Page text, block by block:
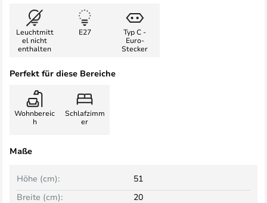
Leuchtmitt
el nicht
enthalten
E27
Typ C -
Euro-
Stecker
Perfekt für diese Bereiche
Wohnbereic
h
Schlafzimm
er
Maße
Breite (cm): 20
Höhe (cm): 51